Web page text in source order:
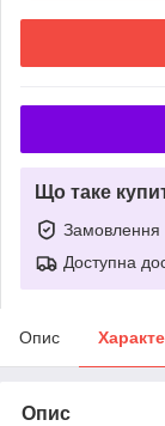
Що таке
Замовлення
Доступна
Опис
Опис